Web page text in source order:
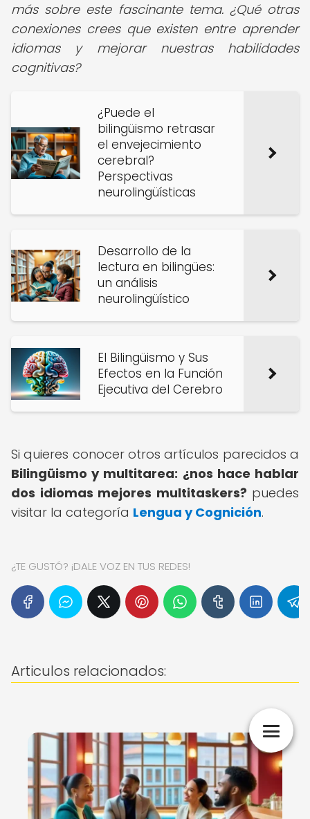
más sobre este fascinante tema. ¿Qué otras
conexiones crees que existen entre aprender
idiomas y mejorar nuestras habilidades
cognitivas?
¿Puede el
bilingüismo retrasar
el envejecimiento
cerebral?
Perspectivas
neurolingüísticas
Desarrollo de la
lectura en bilingües:
un análisis
neurolingüístico
El Bilingüismo y Sus
Efectos en la Función
Ejecutiva del Cerebro
Si quieres conocer otros artículos parecidos a
Bilingüismo y multitarea: ¿nos hace hablar
dos idiomas mejores multitaskers? puedes
visitar la categoría Lengua y Cognición.
¿TE GUSTÓ? ¡DALE VOZ EN TUS REDES!
Articulos relacionados: